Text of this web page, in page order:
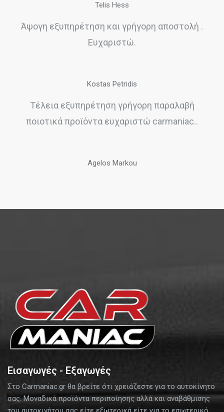
Telis Hess
Άψογη εξυπηρέτηση και γρήγορη αποστολή .
Ευχαριστώ.
Kostas Petridis
Τέλεια εξυπηρέτηση γρήγορη παραλαβή
ποιοτικά προϊόντα ευχαριστώ carmaniac..
Agelos Markou
Εισαγωγές - Εξαγωγές
Στο Carmaniac.gr θα βρείτε ότι χρειάζεστε για το αυτοκίνητο
σας. Μοναδικά προϊόντα περιποίησης αλλά και αναβάθμισης